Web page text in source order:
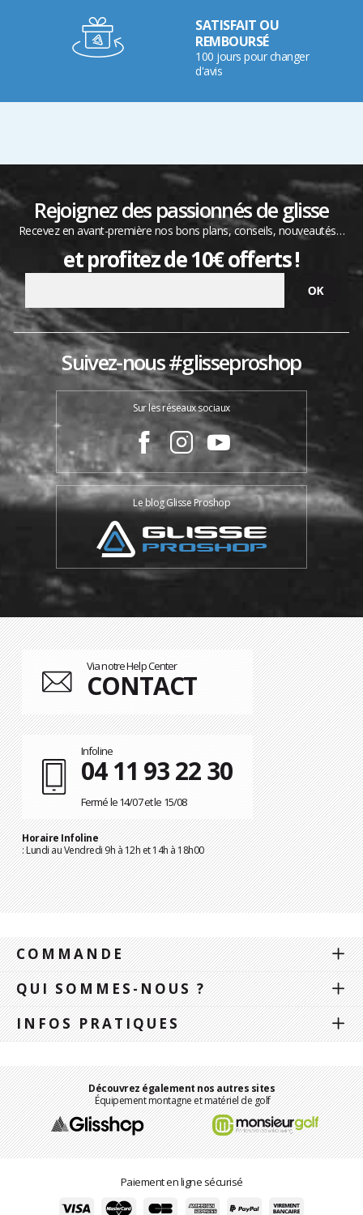
SATISFAIT OU
REMBOURSÉ
100 jours pour changer
d'avis
Rejoignez des passionnés de glisse
Recevez en avant-première nos bons plans, conseils, nouveautés…
et profitez de 10€ offerts !
Suivez-nous #glisseproshop
Sur les réseaux sociaux
Le blog Glisse Proshop
Via notre Help Center
CONTACT
Infoline
04 11 93 22 30
Fermé le 14/07 et le 15/08
Horaire Infoline
: Lundi au Vendredi 9h à 12h et 14h à 18h00
COMMANDE
QUI SOMMES-NOUS ?
INFOS PRATIQUES
Découvrez également nos autres sites
Équipement montagne et matériel de golf
Paiement en ligne sécurisé